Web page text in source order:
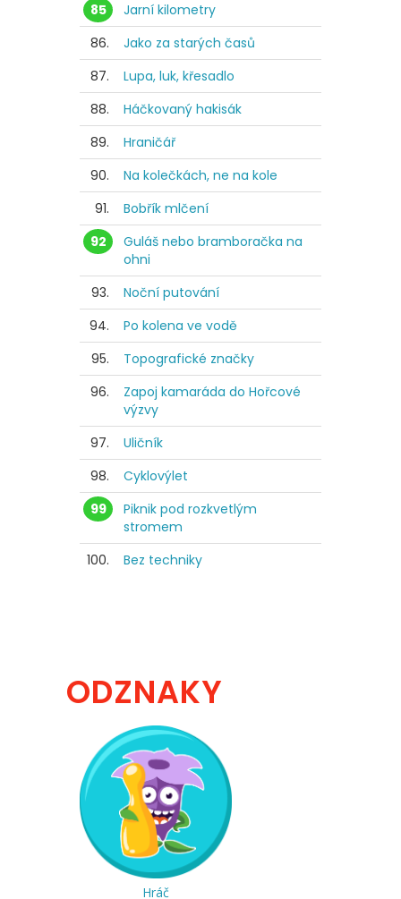
85
Jarní kilometry
86.
Jako za starých časů
87.
Lupa, luk, křesadlo
88.
Háčkovaný hakisák
89.
Hraničář
90.
Na kolečkách, ne na kole
91.
Bobřík mlčení
92
Guláš nebo bramboračka na
ohni
93.
Noční putování
94.
Po kolena ve vodě
95.
Topografické značky
96.
Zapoj kamaráda do Hořcové
výzvy
97.
Uličník
98.
Cyklovýlet
99
Piknik pod rozkvetlým
stromem
100.
Bez techniky
ODZNAKY
Hráč